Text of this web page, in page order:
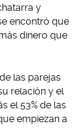
y
encontró que
dinero que
las parejas
relación y el
el 53% de las
empiezan a